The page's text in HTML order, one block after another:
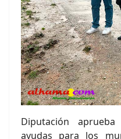
Diputación
ayudas para los